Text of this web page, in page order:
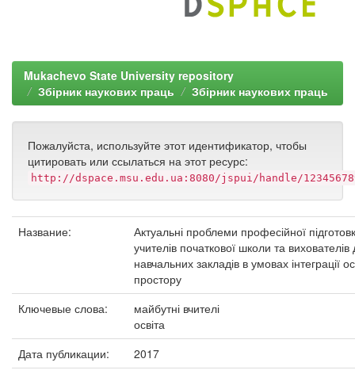
Mukachevo State University repository
Збірник наукових праць
Збірник наукових праць
Пожалуйста, используйте этот идентификатор, чтобы
цитировать или ссылаться на этот ресурс:
http://dspace.msu.edu.ua:8080/jspui/handle/
Название:
Актуальні проблеми професійної
учителів початкової школи та
навчальних закладів в умовах інтеграції
простору
Ключевые слова:
майбутні вчителі
освіта
Дата публикации:
2017